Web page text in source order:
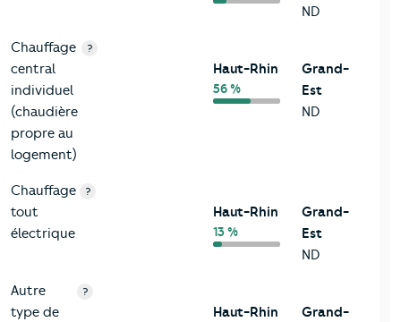
ND
Chauffage
central
individuel
(chaudière
propre au
logement)
?
Haut-Rhin
56 %
Grand-
Est
ND
Chauffage
tout
électrique
?
Haut-Rhin
13 %
Grand-
Est
ND
Autre
type de
?
Haut-Rhin
Grand-